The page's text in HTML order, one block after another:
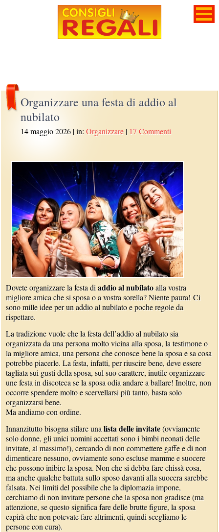
Organizzare una festa di addio al
nubilato
14 maggio 2026 | in:Organizzare | 17 Commenti
Dovete organizzare la festa diaddio al nubilatoalla vostra
migliore amica che si sposa o a vostra sorella? Niente paura! Ci
sono mille idee per un addio al nubilato e poche regole da
rispettare.
La tradizione vuole che la festa dell’addio al nubilato sia
organizzata da una persona molto vicina alla sposa, la testimone o
la migliore amica, una persona che conosce bene la sposa e sa cosa
potrebbe piacerle. La festa, infatti, per riuscire bene, deve essere
tagliata sui gusti della sposa, sul suo carattere, inutile organizzare
une festa in discoteca se la sposa odia andare a ballare! Inoltre, non
occorre spendere molto e scervellarsi più tanto, basta solo
organizzarsi bene.
Ma andiamo con ordine.
Innanzitutto bisogna stilare unalista delle invitate(ovviamente
solo donne, gli unici uomini accettati sono i bimbi neonati delle
invitate, al massimo!), cercando di non commettere gaffe e di non
dimenticare nessuno, ovviamente sono escluse mamme e suocere
che possono inibire la sposa. Non che si debba fare chissà cosa,
ma anche qualche battuta sullo sposo davanti alla suocera sarebbe
falsata. Nei limiti del possibile che la diplomazia impone,
cerchiamo di non invitare persone che la sposa non gradisce (ma
attenzione, se questo significa fare delle brutte figure, la sposa
capirà che non potevate fare altrimenti, quindi scegliamo le
persone con cura).